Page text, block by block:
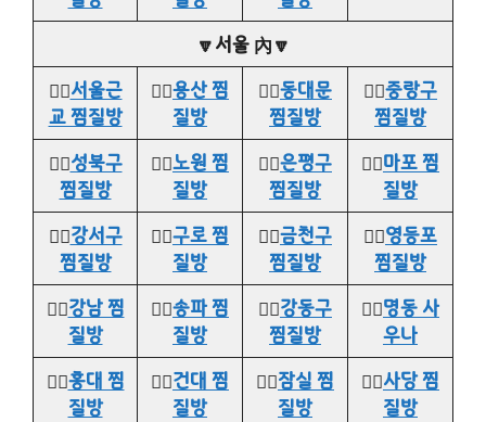
🔽서울 內🔽
👉🏻서울근
교 찜질방
👉🏻용산 찜
질방
👉🏻동대문
찜질방
👉🏻중랑구
찜질방
👉🏻성북구
찜질방
👉🏻노원 찜
질방
👉🏻은평구
찜질방
👉🏻마포 찜
질방
👉🏻강서구
찜질방
👉🏻구로 찜
질방
👉🏻금천구
찜질방
👉🏻영등포
찜질방
👉🏻강남 찜
질방
👉🏻송파 찜
질방
👉🏻강동구
찜질방
👉🏻명동 사
우나
👉🏻홍대 찜
질방
👉🏻건대 찜
질방
👉🏻잠실 찜
질방
👉🏻사당 찜
질방